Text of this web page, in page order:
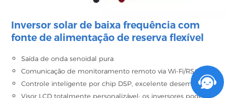
Inversor solar de baixa frequência com
fonte de alimentação de reserva flexível
Saída de onda senoidal pura
Comunicação de monitoramento remoto via Wi-Fi/RS485
Controle inteligente por chip DSP, excelente desempenho.
Visor LCD totalmente personalizável; os inversores podem